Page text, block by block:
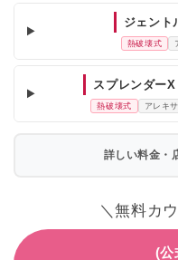
ジェント
熱破壊式
スプレンダーX
熱破壊式 アレキ
詳しい料金・
＼無料カ
(公